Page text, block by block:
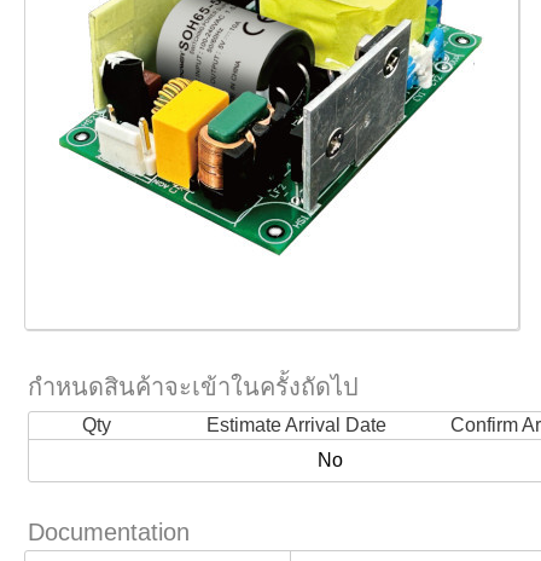
กำหนดสินค้าจะเข้าในครั้งถัดไป
Qty Estimate Arrival Date
Confirm
No
Documentation